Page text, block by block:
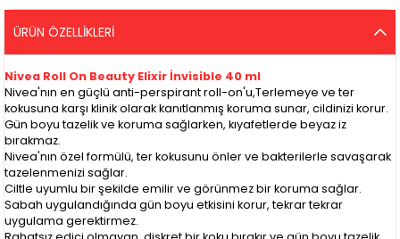
ÜRÜN ÖZELLIKLERI
Nivea Roll On Beauty Elixir İnvisible 40 ml
Nivea'nın en güçlü anti-perspirant roll-on'u,Terlemeye ve ter
kokusuna karşı klinik olarak kanıtlanmış koruma sunar, cildinizi korur.
Gün boyu tazelik ve koruma sağlarken, kıyafetlerde beyaz iz
bırakmaz.
Nivea'nın özel formülü, ter kokusunu önler ve bakterilerle savaşarak
tazelenmenizi sağlar.
Ciltle uyumlu bir şekilde emilir ve görünmez bir koruma sağlar.
Sabah uygulandığında gün boyu etkisini korur, tekrar tekrar
uygulama gerektirmez.